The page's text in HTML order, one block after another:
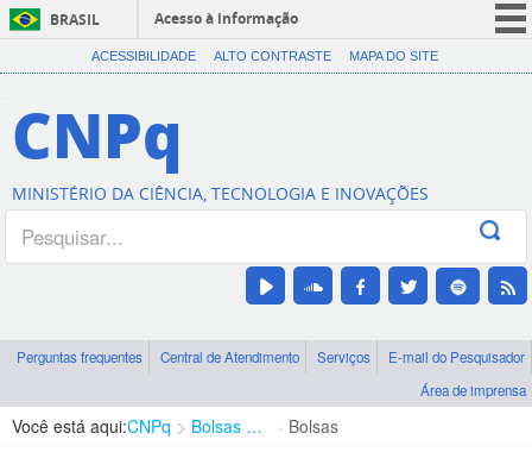
BRASIL
Acesso à informação
CORONAVÍRUS (COVID-19)
Canais
ACESSIBILIDADE ALTO CONTRASTE MAPA DO SITE
CNPq
MINISTÉRIO DA CIÊNCIA, TECNOLOGIA E INOVAÇÕES
Perguntas frequentes Central de Atendimento Serviços
E-mail do Pesquisador
Área de imprensa
Você está aqui:CNPq Bolsas e Auxílios Vigentes Bolsas